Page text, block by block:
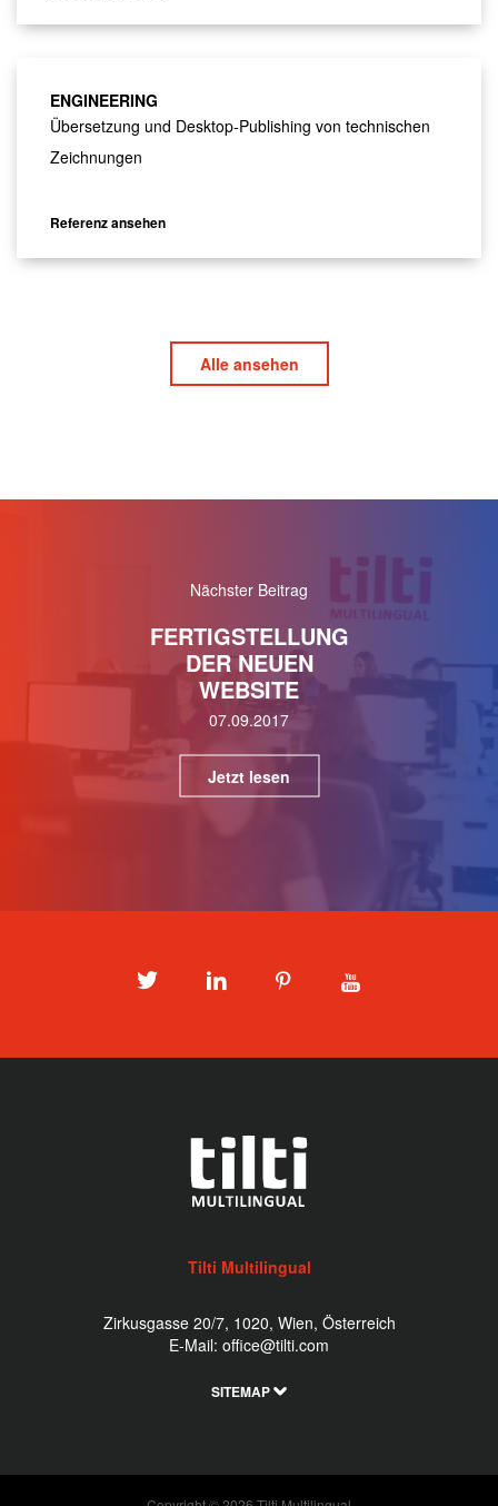
ENGINEERING
Übersetzung und Desktop-Publishing von technischen
Zeichnungen
Referenz ansehen
Alle ansehen
Nächster Beitrag
FERTIGSTELLUNG
DER NEUEN
WEBSITE
07.09.2017
Jetzt lesen
TwitterLinkedInPinterest
Tilti Multilingual
Zirkusgasse 20/7, 1020, Wien, Österreich
E-Mail: office@tilti.com
SITEMAP